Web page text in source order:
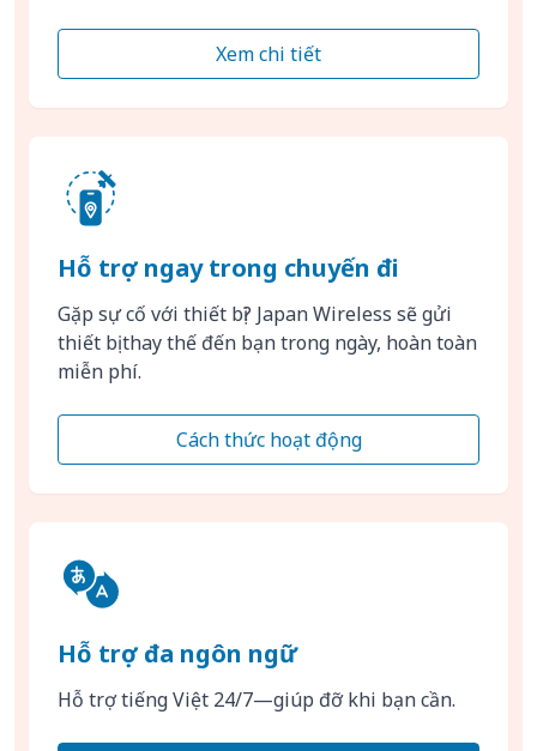
Xem chi tiết
Hỗ trợ ngay trong chuyến đi
Gặp sự cố với thiết bị? Japan Wireless sẽ gửi
thiết bị thay thế đến bạn trong ngày, hoàn toàn
miễn phí.
Cách thức hoạt động
Hỗ trợ đa ngôn ngữ
Hỗ trợ tiếng Việt 24/7—giúp đỡ khi bạn cần.